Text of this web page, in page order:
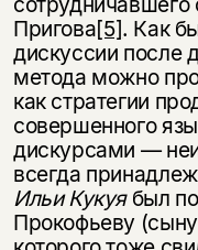
Пригова[5]. Как
дискуссии после
метода можно
как стратегии
совершенного
дискурсами —
всегда
Ильи Кукуя был
Прокофьеву
Я соглашаюсь
Я соглашаюсь
не
Скажите,
вам уже
нет,